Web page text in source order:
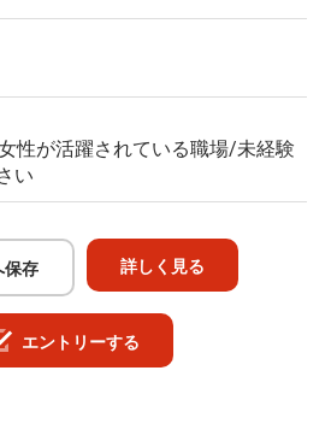
性が活躍されている職場/未経験
い
保存 詳しく見る
エントリーする